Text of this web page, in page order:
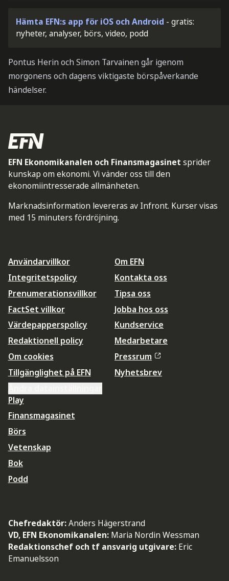
Hämta EFN:s app för iOS och Android - gratis:
nyheter, analyser, börs, video, podd
Pontus Herin och Simon Tarvainen går igenom
morgonens och dagens viktigaste börspåverkande
händelser.
EFN Ekonomikanalen och Finansmagasinet sprider
kunskap om ekonomi. Vi vänder oss till den
ekonomiintresserade allmänheten.
Marknadsinformation levereras av Infront. Kurser visas
med 15 minuters fördröjning.
Användarvillkor
Integritetspolicy
Prenumerationsvillkor
FactSet villkor
Värdepapperspolicy
Redaktionell policy
Om cookies
Tillgänglighet på EFN
Om EFN
Kontakta oss
Tipsa oss
Jobba hos oss
Kundservice
Medarbetare
Pressrum
Nyhetsbrev
Play
Finansmagasinet
Börs
Vetenskap
Bok
Podd
Chefredaktör:Anders Hägerstrand
VD, EFN Ekonomikanalen: Maria Nordin Wessman
Redaktionschef och tf ansvarig utgivare: Eric
Emanuelsson